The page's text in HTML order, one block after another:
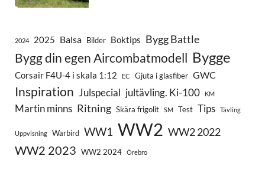
2024 2025 Balsa Bilder Boktips Bygg Battle
Bygg din egen Aircombatmodell Bygge
Corsair F4U-4 i skala 1:12 EC Gjuta i glasfiber GWC
Inspiration Julspecial jultävling. Ki-100 KM
Martin minns Ritning Skära frigolit SM Test Tips Tävling
Uppvisning Warbird WW1 WW2 WW2 2022
WW2 2023 WW2 2024 Örebro